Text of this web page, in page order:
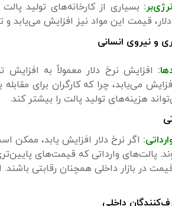
بسیاری از کارخانه‌های تولید
قیمت این مواد نیز افزایش
افزایش نرخ دلار معمولاً به
می‌یابد، چرا که کارگران برای
هزینه‌های تولید پالت را بیشتر کند.
اگر نرخ دلار افزایش یابد، ممکن
پالت‌های وارداتی که قیمت‌های
در بازار داخلی همچنان رقابتی
داخلی